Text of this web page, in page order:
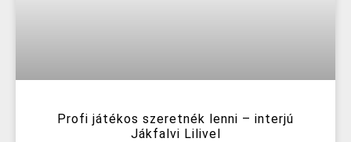
Profi játékos szeretnék lenni – interjú
Jákfalvi Lilivel